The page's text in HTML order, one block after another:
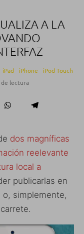
A LA
iPad iPhone
iPod Touch
lectura
dos magníficas
reelevante
local a
publicarlas en
simplemente,